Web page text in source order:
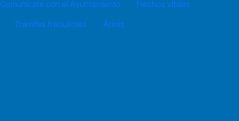
Comunícate con el Ayuntamiento
Hechos vitales
Trámites frecuentes Áreas